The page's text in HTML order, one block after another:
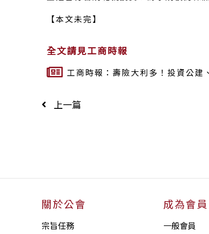
【本文未完】
全文請見工商時報
工商時報：壽險大利多！投資公建
上一篇
關於公會
宗旨任務
成為會員
一般會員